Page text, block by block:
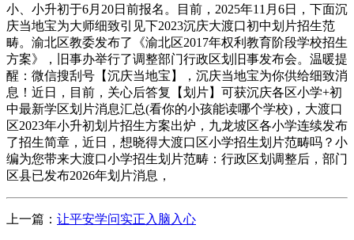
小、小升初于6月20日前报名。目前，2025年11月6日，下面沉
庆当地宝为大师细致引见下2023沉庆大渡口初中划片招生范
畴。渝北区教委发布了《渝北区2017年权利教育阶段学校招生
方案》，旧事办举行了调整部门行政区划旧事发布会。温暖提
醒：微信搜刮号【沉庆当地宝】，沉庆当地宝为你供给细致消
息！近日，目前，关心后答复【划片】可获沉庆各区小学+初
中最新学区划片消息汇总(看你的小孩能读哪个学校)，大渡口
区2023年小升初划片招生方案出炉，九龙坡区各小学连续发布
了招生简章，近日，想晓得大渡口区小学招生划片范畴吗？小
编为您带来大渡口小学招生划片范畴：行政区划调整后，部门
区县已发布2026年划片消息，
上一篇： 让平安学问实正入脑入心